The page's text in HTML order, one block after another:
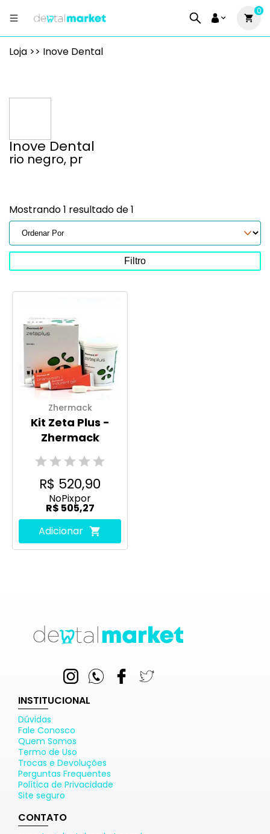
0
Loja >> Inove Dental
Inove Dental
rio negro, pr
Mostrando 1 resultado de 1
Filtro
Zhermack
Kit Zeta Plus -
Zhermack
R$ 520,90
NoPixpor
R$ 505,27
Adicionar
INSTITUCIONAL
Dúvidas
Fale Conosco
Quem Somos
Termo de Uso
Trocas e Devoluções
Perguntas Frequentes
Política de Privacidade
Site seguro
CONTATO